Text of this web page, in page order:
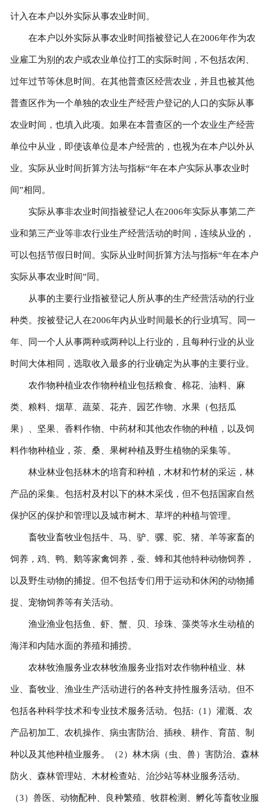
计入在本户以外实际从事农业时间。
在本户以外实际从事农业时间指被登记人在2006年作为农
业雇工为别的农户或农业单位打工的实际时间，不包括农闲、
过年过节等休息时间。在其他普查区经营农业，并且也被其他
普查区作为一个单独的农业生产经营户登记的人口的实际从事
农业时间，也填入此项。如果在本普查区的一个农业生产经营
单位中从业，即使该单位是本户经营的，也视为在本户以外从
业。实际从业时间折算方法与指标“年在本户实际从事农业时
间”相同。
实际从事非农业时间指被登记人在2006年实际从事第二产
业和第三产业等非农行业生产经营活动的时间，连续从业的，
可以包括节假日时间。实际从业时间折算方法与指标“年在本户
实际从事农业时间”同。
从事的主要行业指被登记人所从事的生产经营活动的行业
种类。按被登记人在2006年内从业时间最长的行业填写。同一
年、同一个人从事两种或两种以上行业的，且每种行业的从业
时间大体相同，选取收入最多的行业确定为从事的主要行业。
农作物种植业农作物种植业包括粮食、棉花、油料、麻
类、粮料、烟草、蔬菜、花卉、园艺作物、水果（包括瓜
果）、坚果、香料作物、中药材和其他农作物的种植，以及饲
料作物种植业，茶、桑、果树种植及野生植物的采集等。
林业林业包括林木的培育和种植，木材和竹材的采运，林
产品的采集。包括村及村以下的林木采伐，但不包括国家自然
保护区的保护和管理以及城市树木、草坪的种植与管理。
畜牧业畜牧业包括牛、马、驴、骡、驼、猪、羊等家畜的
饲养，鸡、鸭、鹅等家禽饲养，蚕、蜂和其他特种动物饲养，
以及野生动物的捕捉。但不包括专们用于运动和休闲的动物捕
捉、宠物饲养等有关活动。
渔业渔业包括鱼、虾、蟹、贝、珍珠、藻类等水生动植的
海洋和内陆水面的养殖和捕捞。
农林牧渔服务业农林牧渔服务业指对农作物种植业、林
业、畜牧业、渔业生产活动进行的各种支持性服务活动。但不
包括各种科学技术和专业技术服务活动。包括:（1）灌溉、农
产品初加工、农机操作、病虫害防治、插秧、耕作、育苗、制
种以及其他种植业服务。（2）林木病（虫、兽）害防治、森林
防火、森林管理站、木材检查站、治沙站等林业服务活动。
（3）兽医、动物配种、良种繁殖、牧群检测、孵化等畜牧业服